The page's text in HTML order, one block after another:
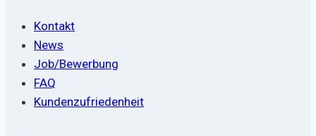
Kontakt
News
Job/Bewerbung
FAQ
Kundenzufriedenheit